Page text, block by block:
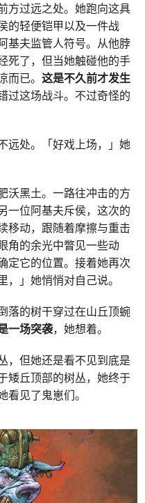
方过远之处。她跑向这具
的轻便铠甲以及一件战
基夫监管人符号。从他脖
死了，但当她触碰他的手
而已。这是不久前才发生
过这场战斗。不过奇怪的
远处。「好戏上场，」她
沃黑土。一路往冲击的方
一位阿基夫斥侯，这次的
移动，跟随着摩擦与重击
角的余光中瞥见一些动
定它的位置。接着她再次
」她悄悄对自己说。
落的树干穿过在山丘顶蜿
一场突袭，她想着。
，但她还是看不见到底是
矮丘顶部的树丛，她终于
见了鬼崽们。